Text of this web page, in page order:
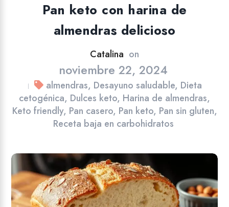
Pan keto con harina de
almendras delicioso
Catalina on
noviembre 22, 2024
| almendras, Desayuno saludable, Dieta
cetogénica, Dulces keto, Harina de almendras,
Keto friendly, Pan casero, Pan keto, Pan sin gluten,
Receta baja en carbohidratos